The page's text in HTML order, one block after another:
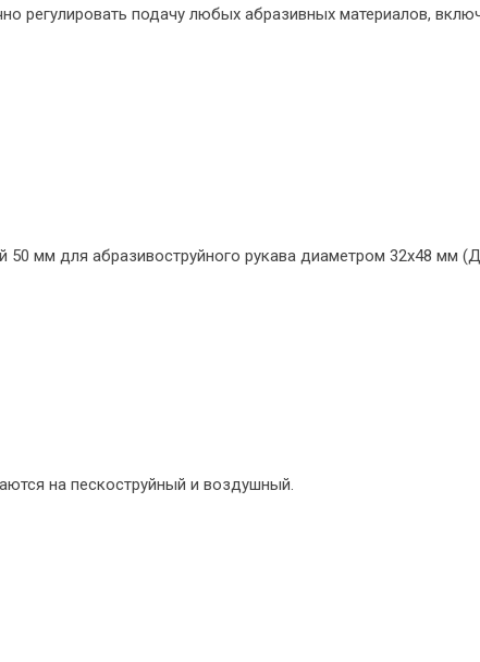
регулировать подачу любых абразивных материалов,
мм для абразивоструйного рукава диаметром 32х48 мм
на пескоструйный и воздушный.